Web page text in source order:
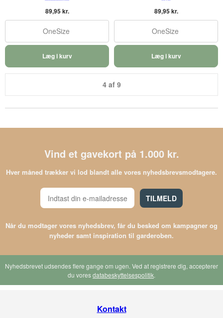
89,95 kr.
OneSize
Læg i kurv
89,95 kr.
OneSize
Læg i kurv
4 af 9
Vind et gavekort på 1.000 kr.
Hver måned trækker vi lod blandt alle vores nyhedsbrevsmodtagere.
TILMELD
Når du modtager vores nyhedsbrev, får du besked om kampagner og
nyheder samt inspiration til garderoben.
Nyhedsbrevet udsendes flere gange om ugen. Ved at registrere dig, accepterer
du voresdatabeskyttelsespolitik.
Kontakt